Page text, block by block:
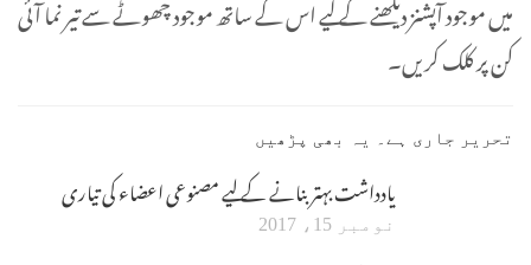
میں موجود آپشنز دیکھنے کے لیے اس کے ساتھ موجود چھوٹے سے تیر نما آئی
کن پر کلک کریں۔
تحریر جاری ہے۔ یہ بھی پڑھیں
یادداشت بہتر بنانے کے لیے مصنوعی اعضاء کی تیاری
نومبر 15، 2017